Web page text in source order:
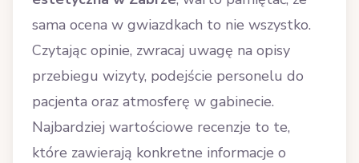
sama ocena w gwiazdkach to nie wszystko.
Czytając opinie, zwracaj uwagę na opisy
przebiegu wizyty, podejście personelu do
pacjenta oraz atmosferę w gabinecie.
Najbardziej wartościowe recenzje to te,
które zawierają konkretne informacje o